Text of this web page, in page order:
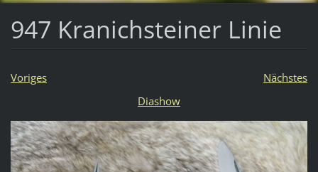
947 Kranichsteiner Linie
Voriges
Nächstes
Diashow